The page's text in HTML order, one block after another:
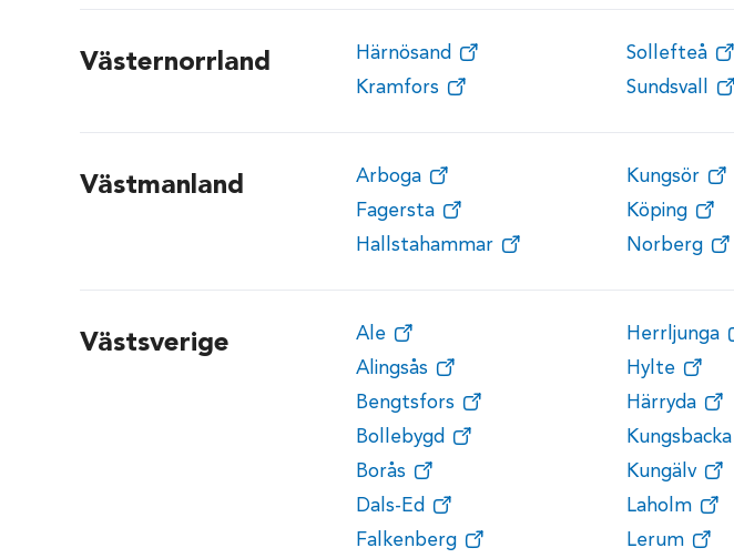
Västernorrland
Härnösand
Kramfors
Sollefteå
Sundsvall
Västmanland
Arboga
Fagersta
Hallstahammar
Kungsör
Köping
Norberg
Västsverige
Ale
Alingsås
Bengtsfors
Bollebygd
Borås
Dals-Ed
Falkenberg
Herrljunga
Hylte
Härryda
Kungsbacka
Kungälv
Laholm
Lerum